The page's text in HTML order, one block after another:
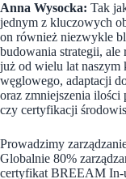
Anna Wysocka: Tak
jednym z kluczowych
on również niezwykle
budowania strategii,
już od wielu lat naszym
węglowego, adaptacji
oraz zmniejszenia
czy certyfikacji
Prowadzimy
Globalnie 80%
certyfikat BREEAM In-